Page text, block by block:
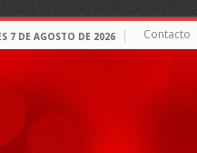
7 DE AGOSTO DE 2026 Contacto